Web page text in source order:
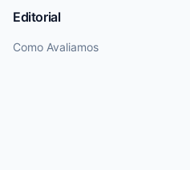
Editorial
Como Avaliamos